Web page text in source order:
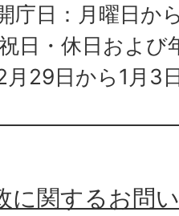
庁日：月曜日か
日・休日および
月29日から1月3
に関するお問